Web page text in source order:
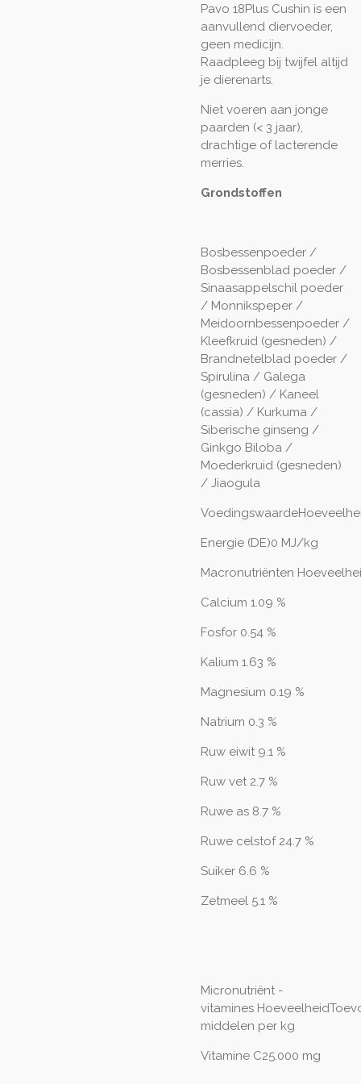
Pavo 18Plus Cushin is een
aanvullend diervoeder,
geen medicijn.
Raadpleeg bij twijfel altijd
je dierenarts.
Niet voeren aan jonge
paarden (< 3 jaar),
drachtige of lacterende
merries.
Grondstoffen
Bosbessenpoeder /
Bosbessenblad poeder /
Sinaasappelschil poeder
/ Monnikspeper /
Meidoornbessenpoeder /
Kleefkruid (gesneden) /
Brandnetelblad poeder /
Spirulina / Galega
(gesneden) / Kaneel
(cassia) / Kurkuma /
Siberische ginseng /
Ginkgo Biloba /
Moederkruid (gesneden)
/ Jiaogula
Energie (DE)0 MJ/kg
Macronutriënten
Calcium 1.09 %
Fosfor 0.54 %
Kalium 1.63 %
Magnesium 0.19 %
Natrium 0.3 %
Ruw eiwit 9.1 %
Ruw vet 2.7 %
Ruwe as 8.7 %
Ruwe celstof 24.7 %
Suiker 6.6 %
Zetmeel 5.1 %
Micronutriënt -
vitamines
middelen per kg
Vitamine C25.000 mg